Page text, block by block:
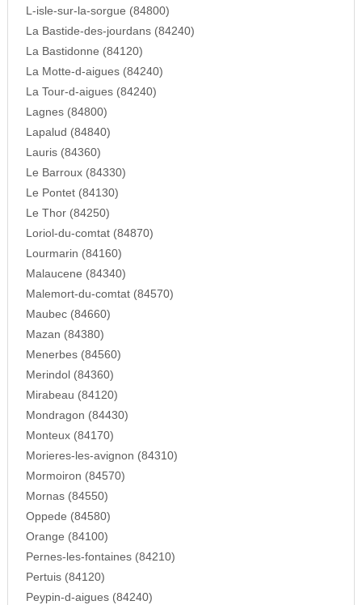
L-isle-sur-la-sorgue (84800)
La Bastide-des-jourdans (84240)
La Bastidonne (84120)
La Motte-d-aigues (84240)
La Tour-d-aigues (84240)
Lagnes (84800)
Lapalud (84840)
Lauris (84360)
Le Barroux (84330)
Le Pontet (84130)
Le Thor (84250)
Loriol-du-comtat (84870)
Lourmarin (84160)
Malaucene (84340)
Malemort-du-comtat (84570)
Maubec (84660)
Mazan (84380)
Menerbes (84560)
Merindol (84360)
Mirabeau (84120)
Mondragon (84430)
Monteux (84170)
Morieres-les-avignon (84310)
Mormoiron (84570)
Mornas (84550)
Oppede (84580)
Orange (84100)
Pernes-les-fontaines (84210)
Pertuis (84120)
Peypin-d-aigues (84240)